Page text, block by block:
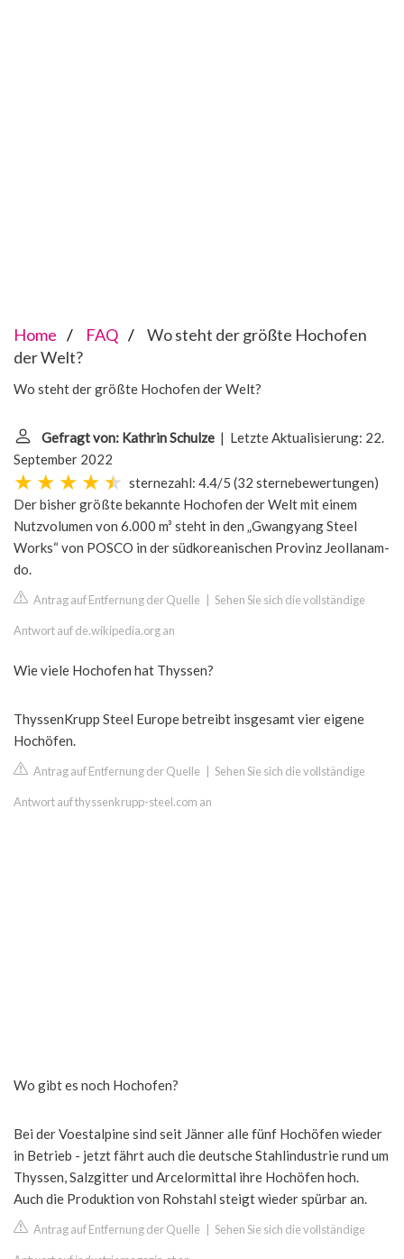
Home FAQ
Wo steht der größte Hochofen
der Welt?
Wo steht der größte Hochofen der Welt?
Gefragt von: Kathrin Schulze | Letzte Aktualisierung: 22.
September 2022
sternezahl: 4.4/5 (32 sternebewertungen)
Der bisher größte bekannte Hochofen der Welt mit einem
Nutzvolumen von 6.000 m³ steht in den „Gwangyang Steel
Works“ von POSCO in der südkoreanischen Provinz Jeollanam-
do.
Antrag auf Entfernung der Quelle Sehen Sie sich die vollständige
Antwort auf de.wikipedia.org an
Wie viele Hochofen hat Thyssen?
ThyssenKrupp Steel Europe betreibt insgesamt vier eigene
Hochöfen.
Antrag auf Entfernung der Quelle Sehen Sie sich die vollständige
Antwort auf thyssenkrupp-steel.com an
Wo gibt es noch Hochofen?
Bei der Voestalpine sind seit Jänner alle fünf Hochöfen wieder
in Betrieb - jetzt fährt auch die deutsche Stahlindustrie rund um
Thyssen, Salzgitter und Arcelormittal ihre Hochöfen hoch.
Auch die Produktion von Rohstahl steigt wieder spürbar an.
Antrag auf Entfernung der Quelle Sehen Sie sich die vollständige